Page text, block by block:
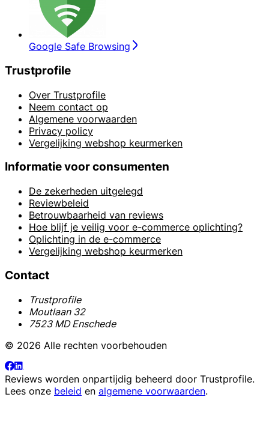
Google Safe Browsing
Trustprofile
Over Trustprofile
Neem contact op
Algemene voorwaarden
Privacy policy
Vergelijking webshop keurmerken
Informatie voor consumenten
De zekerheden uitgelegd
Reviewbeleid
Betrouwbaarheid van reviews
Hoe blijf je veilig voor e-commerce oplichting?
Oplichting in de e-commerce
Vergelijking webshop keurmerken
Contact
Trustprofile
Moutlaan 32
7523 MD Enschede
© 2026 Alle rechten voorbehouden
Reviews worden onpartijdig beheerd door Trustprofile.
Lees onze beleid en algemene voorwaarden.